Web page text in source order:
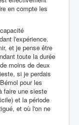
en compte les
l'expérience.
et je pense être
toute la durée
moins de deux
si je perdais
pour les
faire une sieste
et la période
et où l'on ne